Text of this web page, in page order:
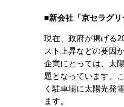
■新会社「京セラグ
現在、政府が掲げる
スト上昇などの要因
企業にとっては、太
題となっています。
く駐車場に太陽光発
ます。